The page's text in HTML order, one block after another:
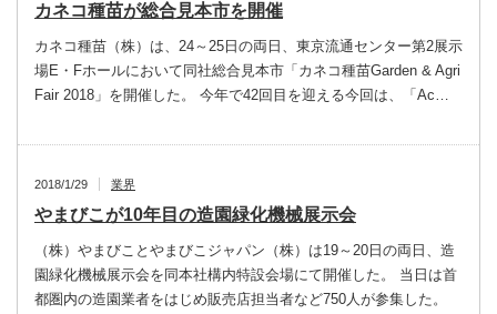
カネコ種苗が総合見本市を開催
カネコ種苗（株）は、24～25日の両日、東京流通センター第2展示
場E・Fホールにおいて同社総合見本市「カネコ種苗Garden & Agri
Fair 2018」を開催した。 今年で42回目を迎える今回は、「Ac…
2018/1/29 業界
やまびこが10年目の造園緑化機械展示会
（株）やまびことやまびこジャパン（株）は19～20日の両日、造
園緑化機械展示会を同本社構内特設会場にて開催した。 当日は首
都圏内の造園業者をはじめ販売店担当者など750人が参集した。